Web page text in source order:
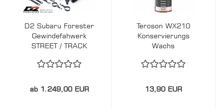
D2 Subaru Forester
Gewindefahwerk
STREET / TRACK
ab 1.249,00 EUR
Teroson WX210
Konservierungs
Wachs
13,90 EUR